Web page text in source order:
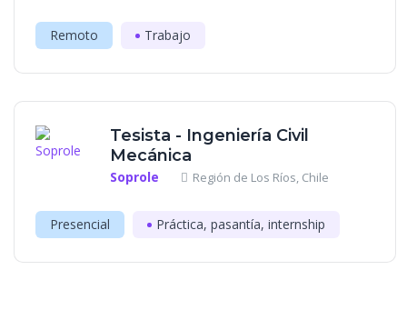
Remoto Trabajo
Tesista - Ingeniería Civil
Mecánica
Soprole Región de Los Ríos, Chile
Presencial Práctica, pasantía, internship